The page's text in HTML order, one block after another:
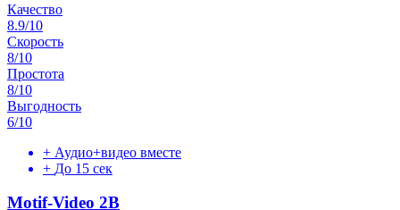
Качество
8.9/10
Скорость
8/10
Простота
8/10
Выгодность
6/10
+ Аудио+видео вместе
+ До 15 сек
Motif-Video 2B